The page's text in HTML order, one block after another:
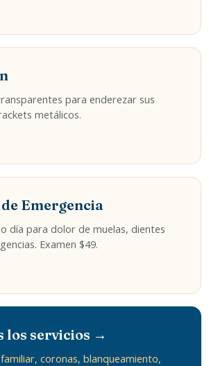
para enderezar sus
metálicos.
Emergencia
día para dolor de muelas, dientes
Examen $49.
los servicios →
coronas, blanqueamiento,